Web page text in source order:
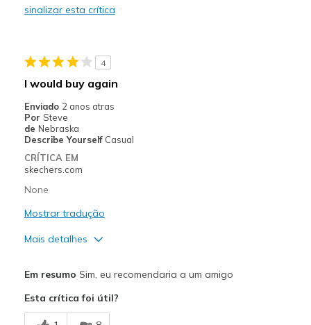
No padding at heel
Melhores utilizações
Sizing
View On Shoes
sinalizar esta crítica
4
I would buy again
Enviado 2 anos atras
Por Steve
de Nebraska
Describe Yourself Casual
CRÍTICA EM
skechers.com
None
Mostrar tradução
Mais detalhes
Breathe Well
Em resumo Sim, eu recomendaria a um amigo
Esta crítica foi útil?